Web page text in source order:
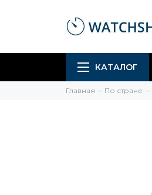
КАТАЛОГ
Главная По стране